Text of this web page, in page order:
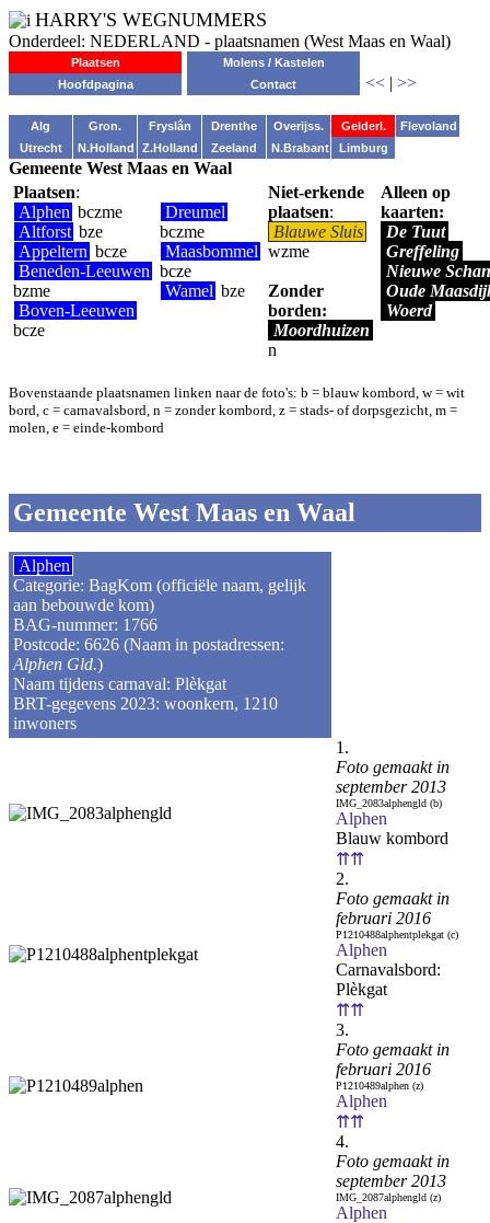
HARRY'S WEGNUMMERS
Onderdeel: NEDERLAND - plaatsnamen (West Maas en Waal)
Plaatsen
Molens / Kastelen
Hoofdpagina
Contact << | >>
Alg Gron. Fryslân Drenthe Overijss. Gelderl.
Flevoland
Utrecht
N.Holland Z.Holland Zeeland N.Brabant Limburg
Gemeente West Maas en Waal
Plaatsen:
Alphen bczme
Altforst bze
Appeltern bcze
Beneden-Leeuwen
bzme
Boven-Leeuwen
bcze
Dreumel
bczme
Maasbommel
bcze
Wamel bze
Niet-erkende
plaatsen:
Blauwe Sluis
wzme
Zonder
borden:
Moordhuizen
n
Alleen op
kaarten:
De Tuut
Greffeling
Nieuwe
Oude
Woerd
Bovenstaande plaatsnamen linken naar de foto's: b = blauw kombord, w = wit
bord, c = carnavalsbord, n = zonder kombord, z = stads- of dorpsgezicht, m =
molen, e = einde-kombord
Gemeente West Maas en Waal
Alphen
Categorie: BagKom (officiële naam, gelijk
aan bebouwde kom)
BAG-nummer: 1766
Postcode: 6626 (Naam in postadressen:
Alphen Gld.)
Naam tijdens carnaval: Plèkgat
BRT-gegevens 2023: woonkern, 1210
inwoners
1.
Foto gemaakt in
september 2013
IMG_2083alphengld (b)
Alphen
Blauw kombord
⇈⇈
2.
Foto gemaakt in
februari 2016
P1210488alphentplekgat (c)
Alphen
Carnavalsbord:
Plèkgat
⇈⇈
3.
Foto gemaakt in
februari 2016
P1210489alphen (z)
Alphen
⇈⇈
4.
Foto gemaakt in
september 2013
IMG_2087alphengld (z)
Alphen